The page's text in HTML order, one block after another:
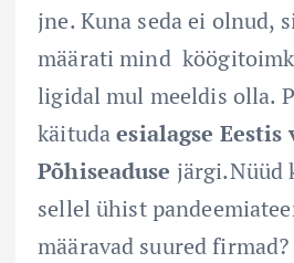
jne. Kuna seda ei olnud,
määrati mind
ligidal mul meeldis olla.
käitudaesialagse Eestis
Põhiseaduse järgi.Nüüd
sellel ühist
määravad suured